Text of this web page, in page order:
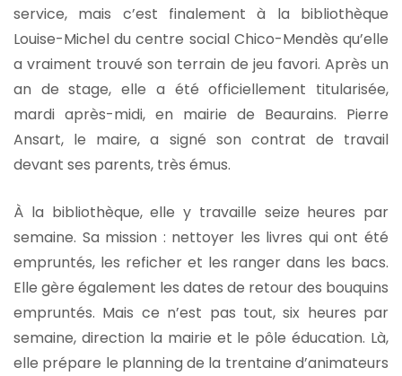
service, mais c’est finalement à la bibliothèque
Louise-Michel du centre social Chico-Mendès qu’elle
a vraiment trouvé son terrain de jeu favori. Après un
an de stage, elle a été officiellement titularisée,
mardi après-midi, en mairie de Beaurains. Pierre
Ansart, le maire, a signé son contrat de travail
devant ses parents, très émus.
À la bibliothèque, elle y travaille seize heures par
semaine. Sa mission : nettoyer les livres qui ont été
empruntés, les reficher et les ranger dans les bacs.
Elle gère également les dates de retour des bouquins
empruntés. Mais ce n’est pas tout, six heures par
semaine, direction la mairie et le pôle éducation. Là,
elle prépare le planning de la trentaine d’animateurs